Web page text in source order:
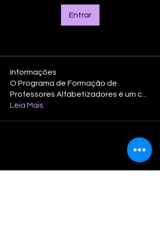
Entrar
Informações
O Programa de Formação de
Professores Alfabetizadores é um c
Leia Mais